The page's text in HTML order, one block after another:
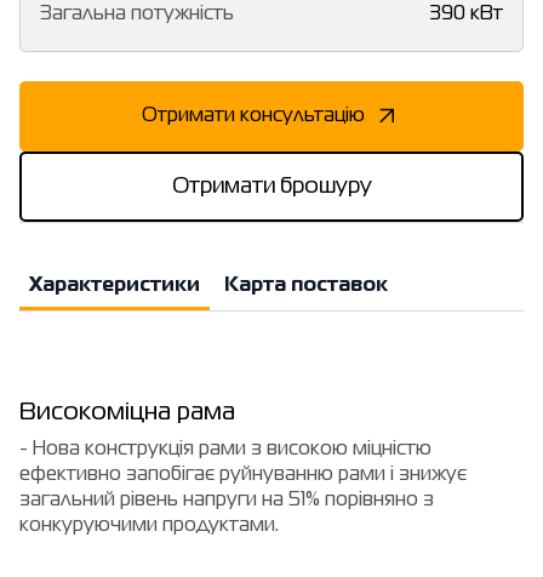
Загальна потужність 390 кВт
Отримати консультацію
Отримати брошуру
Характеристики Карта поставок
Високоміцна рама
- Нова конструкція рами з високою міцністю
ефективно запобігає руйнуванню рами і знижує
загальний рівень напруги на 51% порівняно з
конкуруючими продуктами.